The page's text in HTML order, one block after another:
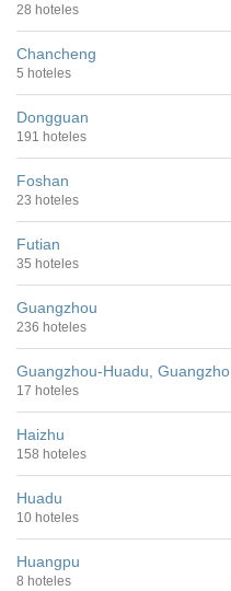
28 hoteles
Chancheng
5 hoteles
Dongguan
191 hoteles
Foshan
23 hoteles
Futian
35 hoteles
Guangzhou
236 hoteles
Guangzhou-Huadu, Guangzho
17 hoteles
Haizhu
158 hoteles
Huadu
10 hoteles
Huangpu
8 hoteles